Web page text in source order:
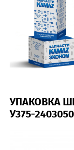
УПАКОВКА
У375-